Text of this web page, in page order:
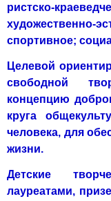
ристско-
спортивное;
Целевой
свободной
концепцию
круга
человека, для
жизни.
Детские
лауреатами,